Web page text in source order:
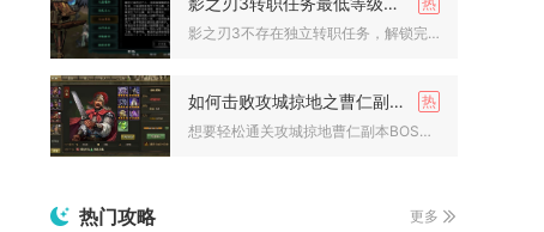
影之刃3不存在独立转职任务，解锁完整转职机制、能稳定装配三套...
如何击败攻城掠地之曹仁副本的boss
想要轻松通关攻城掠地曹仁副本BOSS，核心依靠武将搭配合理战...
热门攻略 更多